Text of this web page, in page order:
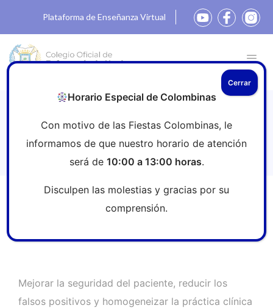
Plataforma de Enseñanza Virtual
Clínica Enfermera sobre
Hemocultivos
Nueva edición de la Guía de
Mejorar la seguridad del paciente, reducir los
falsos positivos y homogeneizar la práctica clínica
Horario Especial de Colombinas
Con motivo de las Fiestas Colombinas, le
informamos de que nuestro horario de atención
será de 10:00 a 13:00 horas.
Disculpen las molestias y gracias por su
comprensión.
Cerrar